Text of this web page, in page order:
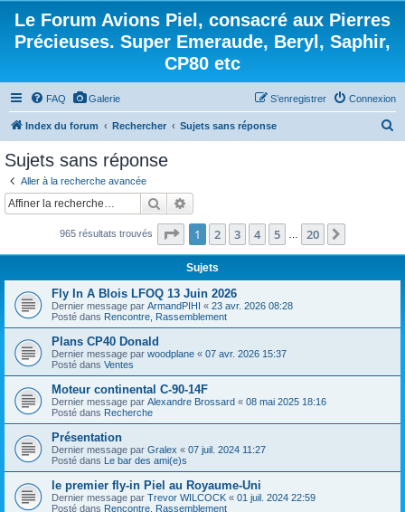
Le Forum Avions Piel, consacré aux Pierres
Précieuses. Super Emeraude, Beryl, Saphir,
CP80 etc
FAQ Galerie Connexion
S’enregistrer
Index du forum Rechercher Sujets sans réponse
c
Sujets sans réponse
Aller à la recherche avancée
Rechercher
965 résultats trouvés Page 1sur20
1 2 3 4 5 20
Sujets
Fly In A Blois LFOQ 13 Juin 2026
Dernier message par ArmandPIHI « 23 avr. 2026 08:28
Posté dans Rencontre, Rassemblement
Plans CP40 Donald
Dernier message par woodplane « 07 avr. 2026 15:37
Posté dans Ventes
Moteur continental C-90-14F
Dernier message par Alexandre Brossard « 08 mai 2025 18:16
Posté dans Recherche
Présentation
Dernier message par Gralex « 07 juil. 2024 11:27
Posté dans Le bar des ami(e)s
le premier fly-in Piel au Royaume-Uni
Dernier message par Trevor WILCOCK « 01 juil. 2024 22:59
Posté dans Rencontre, Rassemblement